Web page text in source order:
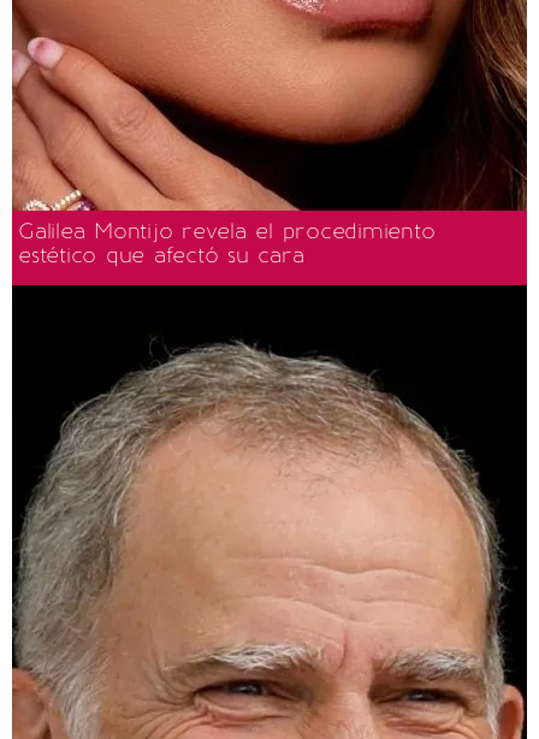
Galilea Montijo revela el procedimiento
estético que afectó su cara